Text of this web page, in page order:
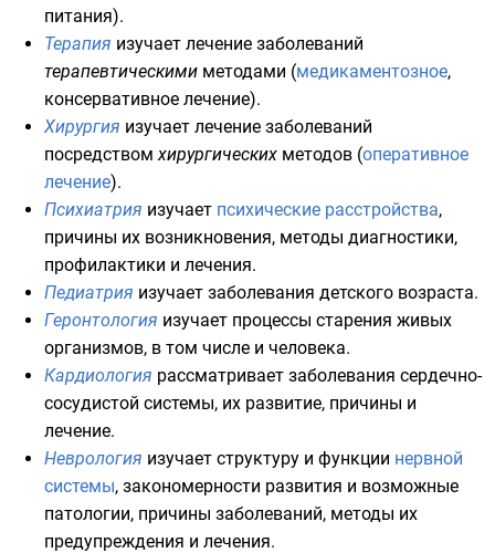
питания).
Терапия изучает лечение заболеваний
терапевтическими методами (медикаментозное,
консервативное лечение).
Хирургия изучает лечение заболеваний
посредствомхирургических методов (оперативное
лечение).
Психиатрия изучает психические расстройства,
причины их возникновения, методы диагностики,
профилактики и лечения.
Педиатрия изучает заболевания детского возраста.
Геронтология изучает процессы старения живых
организмов, в том числе и человека.
Кардиология рассматривает заболевания сердечно-
сосудистой системы, их развитие, причины и
лечение.
Неврология изучает структуру и функции нервной
системы, закономерности развития и возможные
патологии, причины заболеваний, методы их
предупреждения и лечения.